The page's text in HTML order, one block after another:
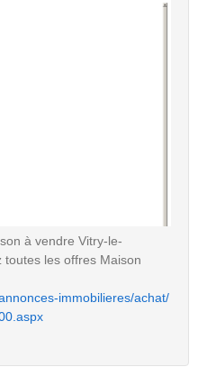
à vendre Vitry-le-
les offres Maison
immobilieres/achat/